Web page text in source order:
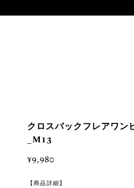
クロスバックフレアワン
_M13
¥9,980
【商品詳細】